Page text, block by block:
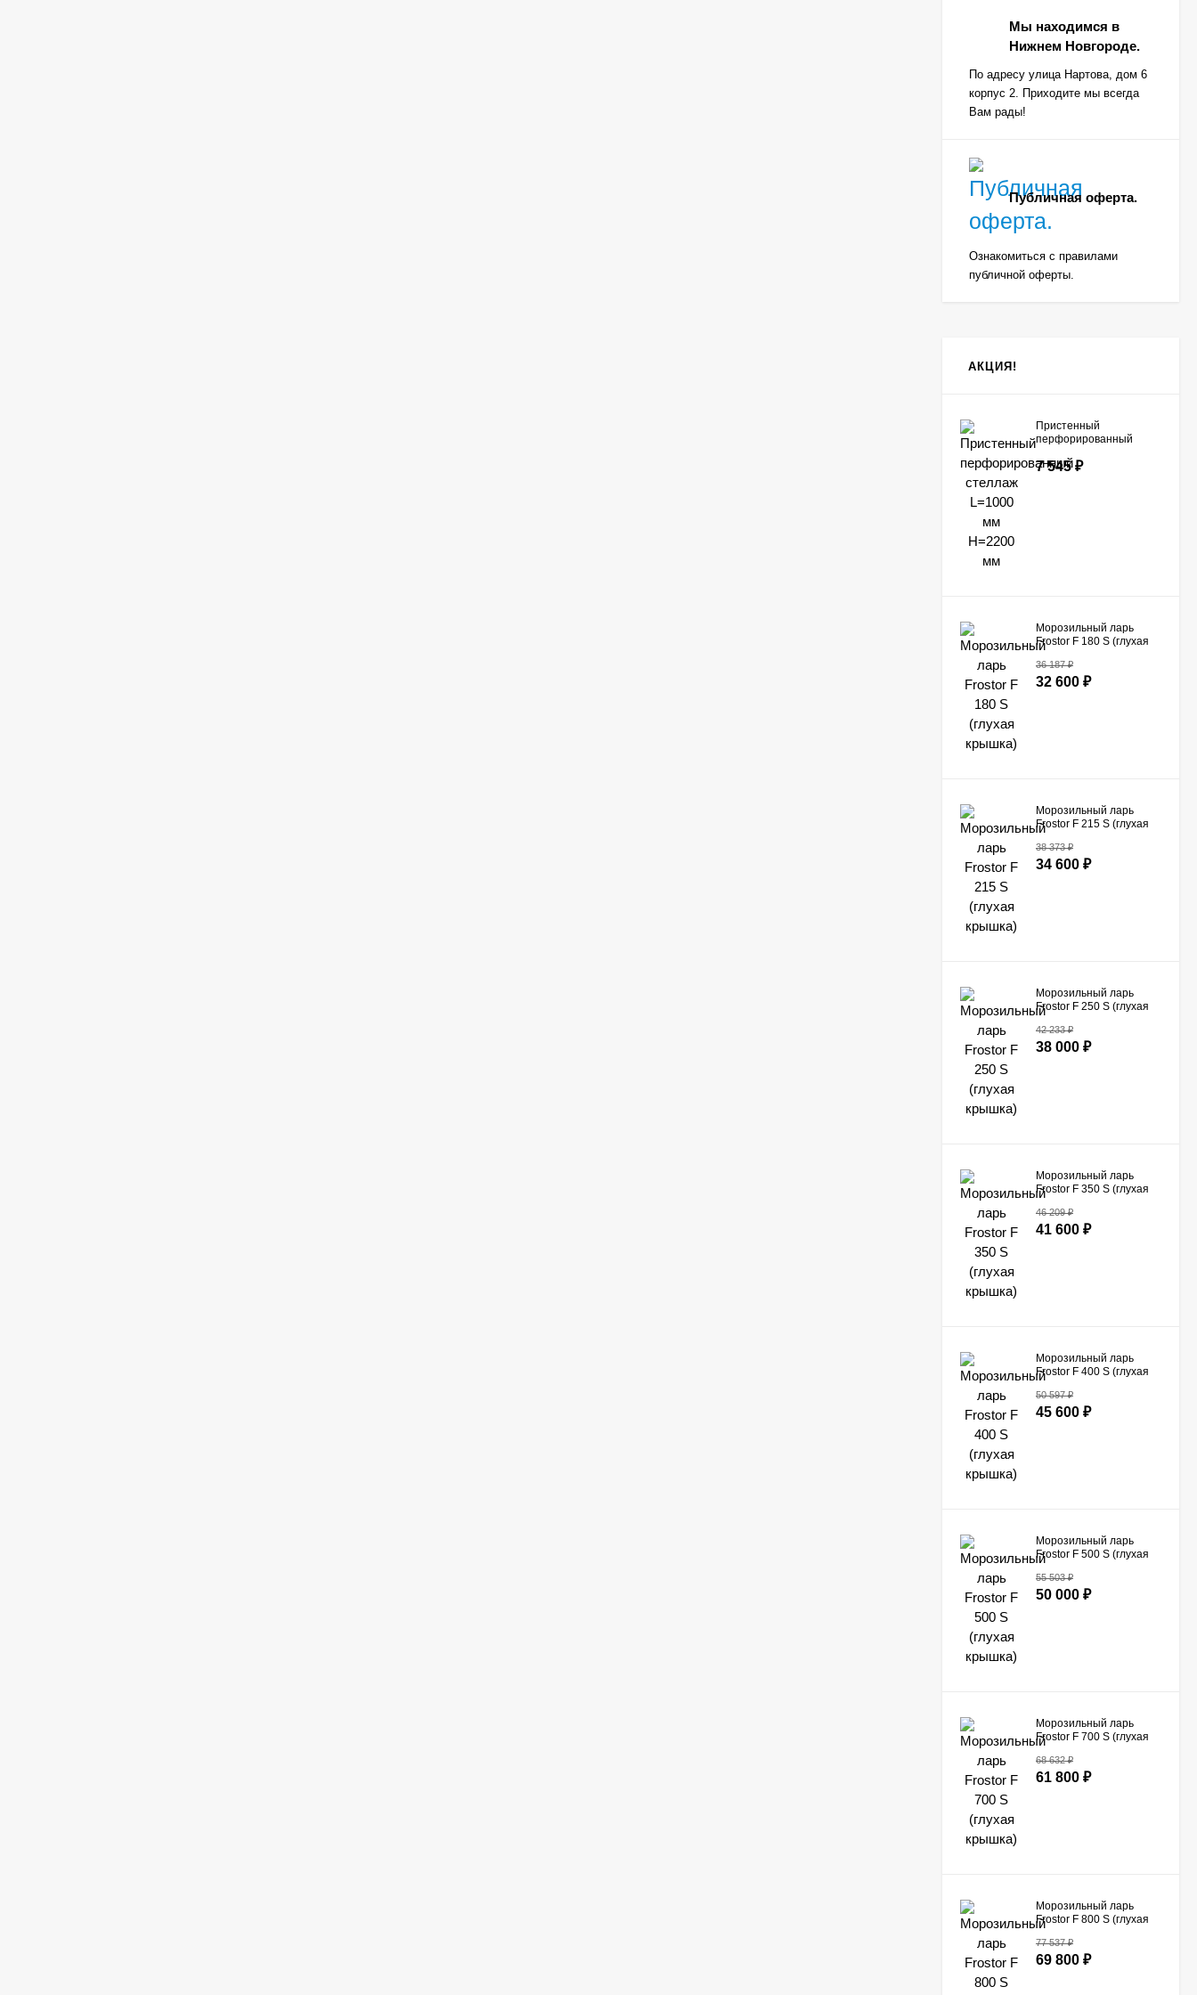
Мы находимся в
Нижнем Новгороде.
По адресу улица Нартова, дом 6
корпус 2. Приходите мы всегда
Вам рады!
Публичная оферта.
Ознакомиться с правилами
публичной оферты.
АКЦИЯ!
Пристенный
перфорированный
H=2200 мм
7 545₽
Морозильный ларь
Frostor F 180 S (глухая
36 187₽
32 600 ₽
Морозильный ларь
Frostor F 215 S (глухая
38 373₽
34 600 ₽
Морозильный ларь
Frostor F 250 S (глухая
42 233₽
38 000 ₽
Морозильный ларь
Frostor F 350 S (глухая
46 209₽
41 600 ₽
Морозильный ларь
Frostor F 400 S (глухая
50 597₽
45 600 ₽
Морозильный ларь
Frostor F 500 S (глухая
55 503₽
50 000 ₽
Морозильный ларь
Frostor F 700 S (глухая
68 632₽
61 800 ₽
Морозильный ларь
Frostor F 800 S (глухая
77 537₽
69 800 ₽